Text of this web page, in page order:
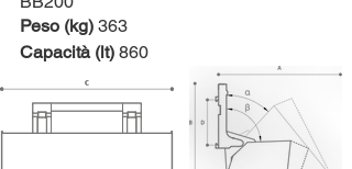
Peso (kg) 363
Capacità (lt) 860